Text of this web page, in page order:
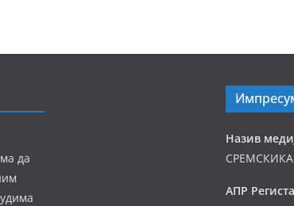
да
Назив
АПР